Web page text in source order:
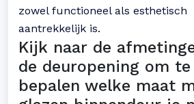
zowel functioneel als esthetisch
aantrekkelijk is.
Kijk naar de
de deuropening om te
bepalen welke maat